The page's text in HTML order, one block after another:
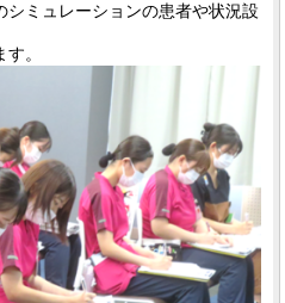
ミュレーションの患者や状況設
。